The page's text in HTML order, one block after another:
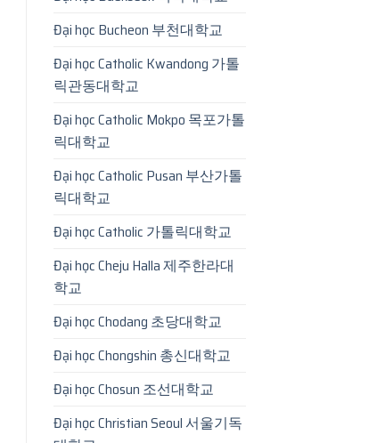
Đại học Bucheon 부천대학교
Đại học Catholic Kwandong 가톨
릭관동대학교
Đại học Catholic Mokpo 목포가톨
릭대학교
Đại học Catholic Pusan 부산가톨
릭대학교
Đại học Catholic 가톨릭대학교
Đại học Cheju Halla 제주한라대
학교
Đại học Chodang 초당대학교
Đại học Chongshin 총신대학교
Đại học Chosun 조선대학교
Đại học Christian Seoul 서울기독